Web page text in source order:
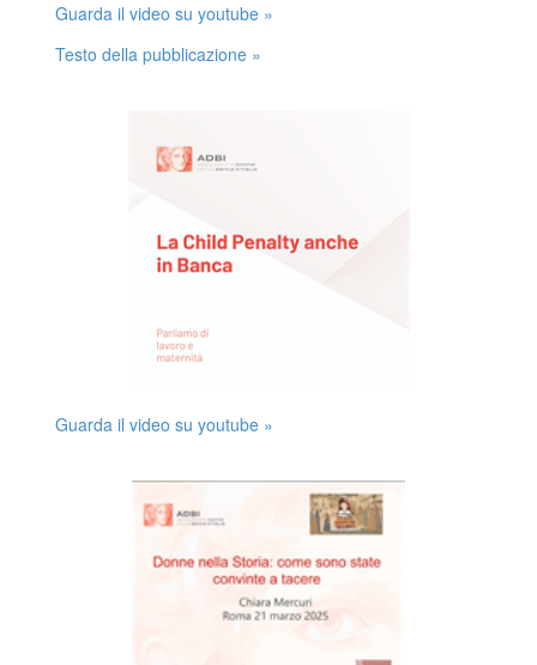
Guarda il video su youtube »
Testo della pubblicazione »
Guarda il video su youtube »